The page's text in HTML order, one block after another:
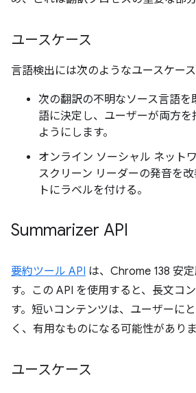
ユースケース
言語検出には次のようなユースケース
次の翻訳の不明なソース言語を
語に決定し、ユーザーが両方
ようにします。
オンライン ソーシャル ネット
スクリーン リーダーの発音を
トにラベルを付ける。
Summarizer API
要約ツール API は、Chrome 138 安
す。この API を使用すると、長文コ
す。短いコンテンツは、ユーザーに
く、有用なものになる可能性がありま
ユースケース